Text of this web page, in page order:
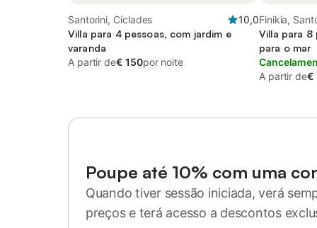
Santorini, Cíclades
10,0
Villa para 4 pessoas, com jardim e
varanda
A partir de€ 150por noite
Finikia,
Villa para 8
para o mar
A partir de€
Poupe até 10% com uma
Quando tiver sessão iniciada, verá
preços e terá acesso a descontos